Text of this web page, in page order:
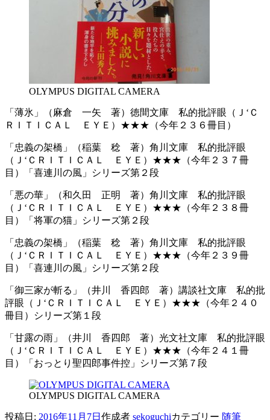
OLYMPUS DIGITAL CAMERA
「薄氷」（麻倉 一矢 著）徳間文庫 私的批評眼（Ｊ‘Ｃ
ＲＩＴＩＣＡＬ ＥＹＥ）★★★（今年２３６冊目）
「忠義の架橋」（稲葉 稔 著）角川文庫 私的批評眼
（Ｊ‘ＣＲＩＴＩＣＡＬ ＥＹＥ）★★★（今年２３７冊
目）「喜連川の風」シリーズ第２段
「悪の華」（和久田 正明 著）角川文庫 私的批評眼
（Ｊ‘ＣＲＩＴＩＣＡＬ ＥＹＥ）★★★（今年２３８冊
目）「将軍の猫」シリーズ第２段
「忠義の架橋」（稲葉 稔 著）角川文庫 私的批評眼
（Ｊ‘ＣＲＩＴＩＣＡＬ ＥＹＥ）★★★（今年２３９冊
目）「喜連川の風」シリーズ第２段
「御三家が斬る」（井川 香四郎 著）講談社文庫 私的批
評眼（Ｊ‘ＣＲＩＴＩＣＡＬ ＥＹＥ）★★★（今年２４０
冊目）シリーズ第１段
「甘露の雨」（井川 香四郎 著）光文社文庫 私的批評眼
（Ｊ‘ＣＲＩＴＩＣＡＬ ＥＹＥ）★★★（今年２４１冊
目）「おっとり聖四郎事件控」シリーズ第７段
OLYMPUS DIGITAL CAMERA
投稿日: 2016年11月7日 作成者 sekoguchiカテゴリー 随筆